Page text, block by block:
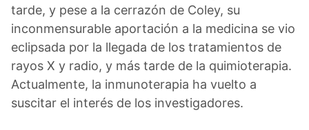
tarde, y pese a la cerrazón de Coley, su
inconmensurable aportación a la medicina se vio
eclipsada por la llegada de los tratamientos de
rayos X y radio, y más tarde de la quimioterapia.
Actualmente, la inmunoterapia ha vuelto a
suscitar el interés de los investigadores.